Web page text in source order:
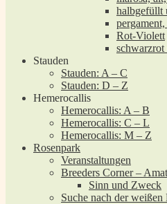
halbgefüllt
Rot-Violett
Stauden
Stauden: A – C
Stauden: D – Z
Hemerocallis
Hemerocallis: A – B
Hemerocallis: C – L
Hemerocallis: M – Z
Rosenpark
Veranstaltungen
Breeders Corner –
Sinn und Zweck
Suche nach der weißen